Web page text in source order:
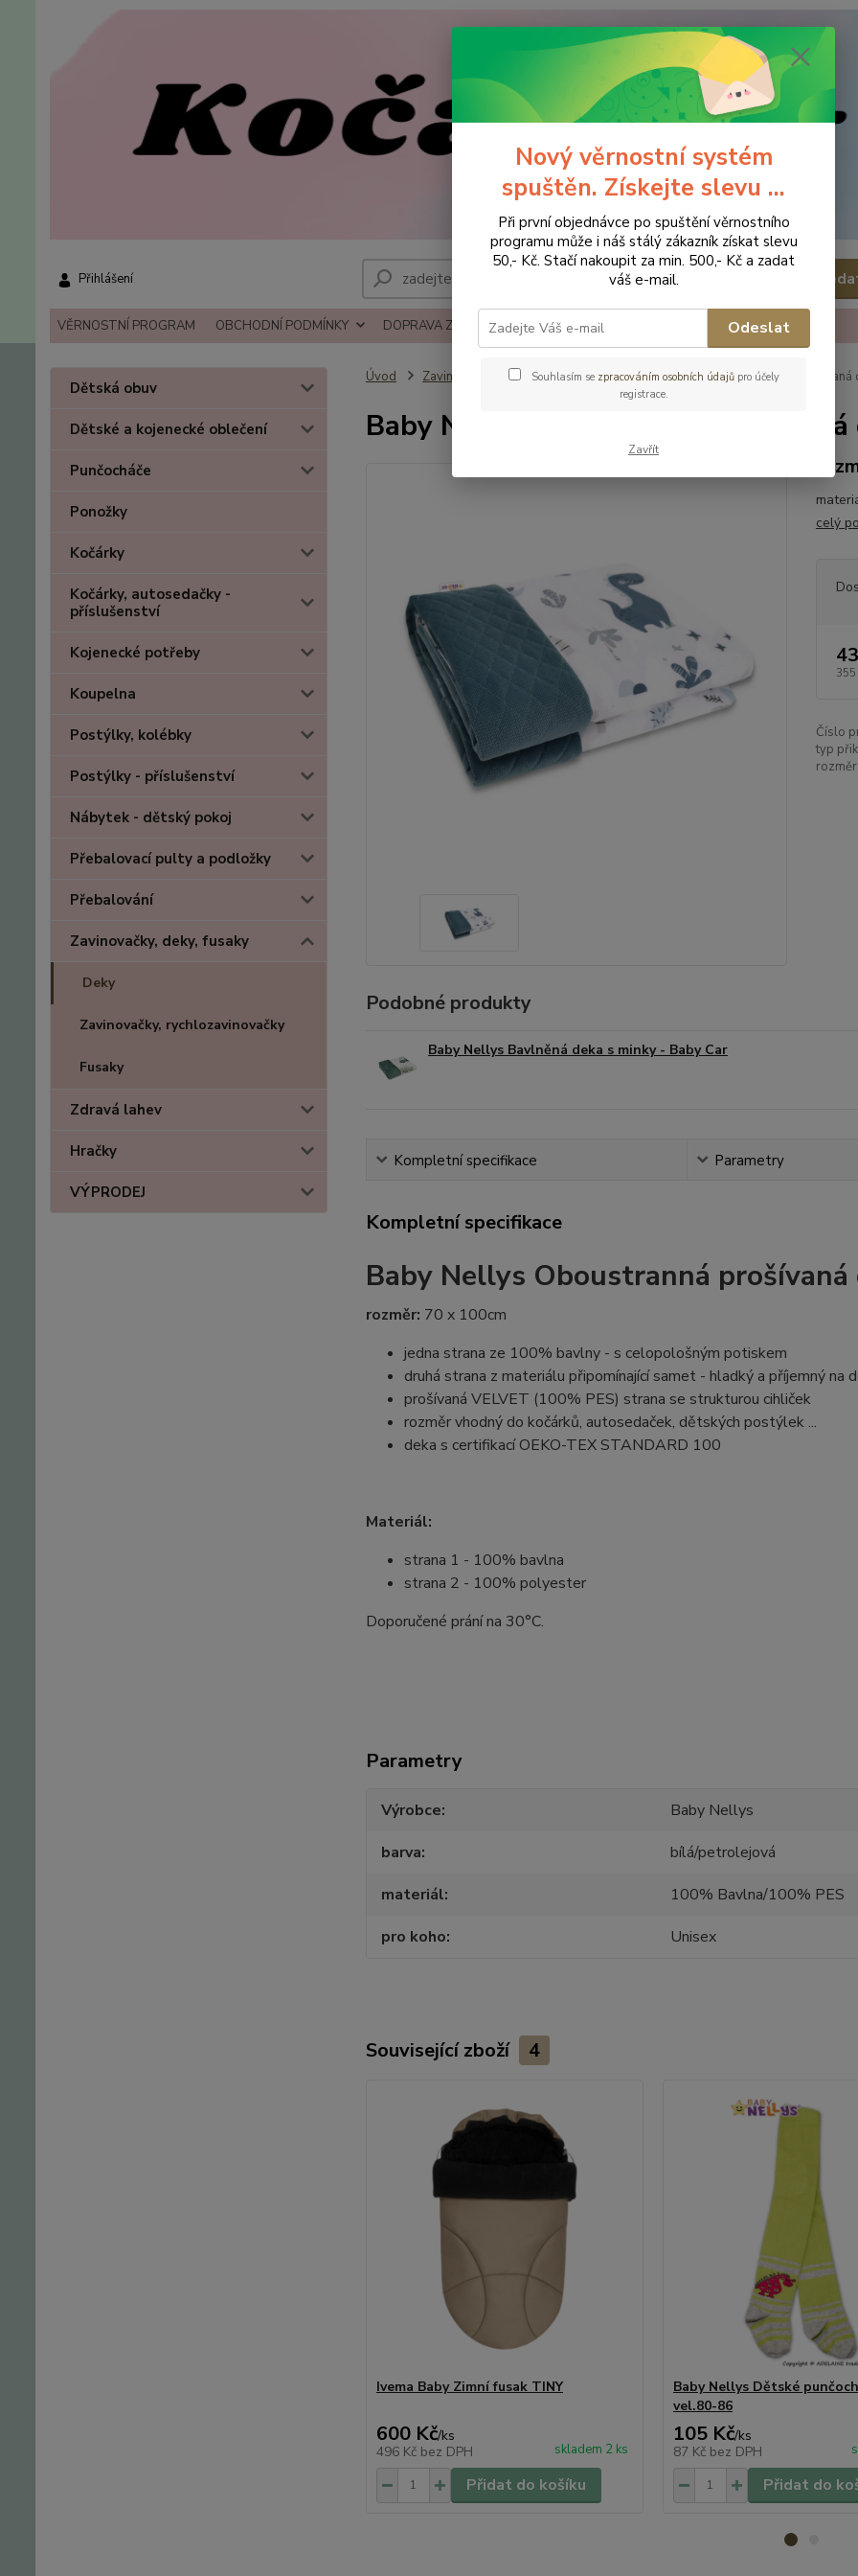
VĚRNOSTNÍ PROGRAM OBCHODNÍ PODMÍNKY DOPRAVA ZBOŽÍ REKLAMACE A VRÁCENÍ ZBOŹÍ KONTAKTY
Přihlášení
Dětská obuv
Dětské a kojenecké oblečení
Punčocháče
Ponožky
Kočárky
Kočárky, autosedačky -
příslušenství
Kojenecké potřeby
Koupelna
Postýlky, kolébky
Postýlky - příslušenství
Nábytek - dětský pokoj
Přebalovací pulty a podložky
Přebalování
Zavinovačky, deky, fusaky
Deky
Zavinovačky, rychlozavinovačky
Fusaky
Zdravá lahev
Hračky
VÝPRODEJ
Úvod Zavinovačky, deky, fusaky Deky Baby Nellys Oboustranná prošívaná
Baby Nellys Oboustranná prošívaná
celý
355
Číslo
typ
rozměr:
Podobné produkty
Baby Nellys Bavlněná deka s minky - Baby Car
Kompletní specifikace Parametry
Kompletní specifikace
Baby Nellys Oboustranná prošívaná
rozměr: 70 x 100cm
jedna strana ze 100% bavlny - s celopološným potiskem
druhá strana z materiálu připomínající samet - hladký a příjemný na
prošívaná VELVET (100% PES) strana se strukturou cihliček
rozměr vhodný do kočárků, autosedaček, dětských postýlek ...
deka s certifikací OEKO-TEX STANDARD 100
Materiál:
strana 1 - 100% bavlna
strana 2 - 100% polyester
Doporučené prání na 30°C.
Parametry
Výrobce
Baby Nellys
barva
bílá/petrolejová
materiál
100% Bavlna/100% PES
pro koho
Unisex
Související zboží 4
Ivema Baby Zimní fusak TINY
600 Kč/ks
496 Kč bez DPH skladem 2 ks
Přidat do košíku
Baby Nellys Dětské
vel.80-86
105 Kč/ks
87 Kč bez DPH
Přidat do
Nový věrnostní systém
spuštěn. Získejte slevu ...
Při první objednávce po spuštění věrnostního
programu může i náš stálý zákazník získat slevu
50,- Kč. Stačí nakoupit za min. 500,- Kč a zadat
váš e-mail.
Odeslat
Souhlasím se zpracováním osobních údajůpro účely
registrace.
Zavřít